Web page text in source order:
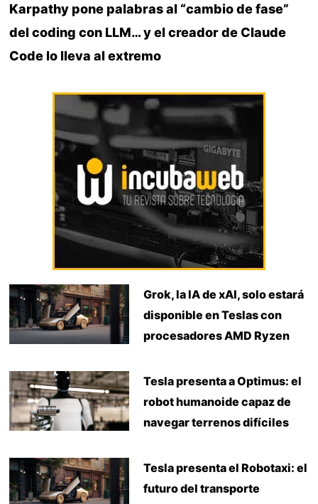
Karpathy pone palabras al “cambio de fase”
del coding con LLM… y el creador de Claude
Code lo lleva al extremo
Grok, la IA de xAI, solo estará
disponible en Teslas con
procesadores AMD Ryzen
Tesla presenta a Optimus: el
robot humanoide capaz de
navegar terrenos difíciles
Tesla presenta el Robotaxi: el
futuro del transporte